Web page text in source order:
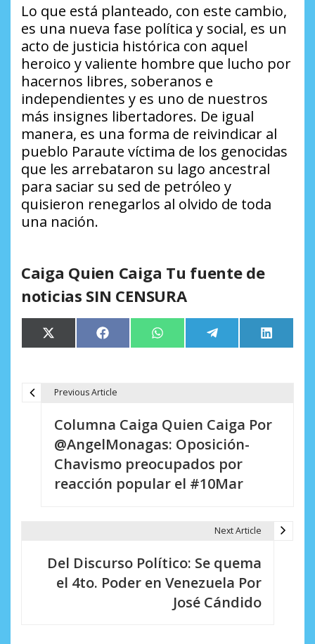
Lo que está planteado, con este cambio,
es una nueva fase política y social, es un
acto de justicia histórica con aquel
heroico y valiente hombre que lucho por
hacernos libres, soberanos e
independientes y es uno de nuestros
más insignes libertadores. De igual
manera, es una forma de reivindicar al
pueblo Paraute víctima de los genocidas
que les arrebataron su lago ancestral
para saciar su sed de petróleo y
quisieron renegarlos al olvido de toda
una nación.
Caiga Quien Caiga Tu fuente de
noticias SIN CENSURA
Compartir
en
X
(Twitter)
Compartir
en
Facebook Compartir
en
WhatsApp Compartir
en
Telegram
en
LinkedIn
Previous Article
Columna Caiga Quien Caiga Por
@AngelMonagas: Oposición-
Chavismo preocupados por
reacción popular el #10Mar
Next Article
Del Discurso Político: Se quema
el 4to. Poder en Venezuela Por
José Cándido